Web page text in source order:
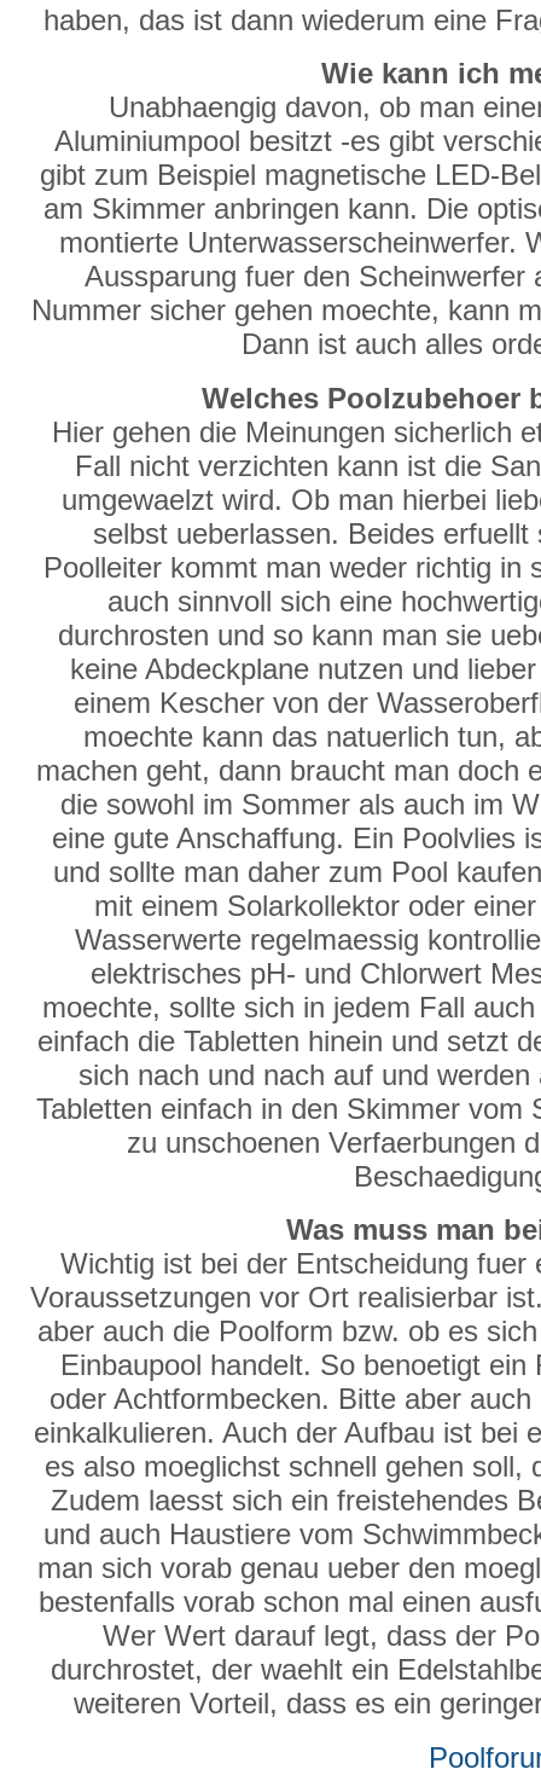
haben, das ist dann wiederum eine
Wie kann ich
Unabhaengig davon, ob man
Aluminiumpool besitzt -es gibt
gibt zum Beispiel magnetische LED-
am Skimmer anbringen kann. Die
montierte Unterwasserscheinwerfer.
Aussparung fuer den
Nummer sicher gehen moechte, kann
Dann ist auch alles
Welches Poolzubehoer
Hier gehen die Meinungen sicherlich
Fall nicht verzichten kann ist die
umgewaelzt wird. Ob man hierbei
selbst ueberlassen. Beides
Poolleiter kommt man weder richtig in
auch sinnvoll sich eine
durchrosten und so kann man sie
keine Abdeckplane nutzen und
einem Kescher von der
moechte kann das natuerlich tun,
machen geht, dann braucht man doch
die sowohl im Sommer als auch im
eine gute Anschaffung. Ein Poolvlies
und sollte man daher zum Pool
mit einem Solarkollektor oder
Wasserwerte regelmaessig
elektrisches pH- und Chlorwert
moechte, sollte sich in jedem Fall
einfach die Tabletten hinein und setzt
sich nach und nach auf und
Tabletten einfach in den Skimmer vom
zu unschoenen Verfaerbungen
Was muss man
Wichtig ist bei der Entscheidung
Voraussetzungen vor Ort realisierbar
aber auch die Poolform bzw. ob es
Einbaupool handelt. So benoetigt
oder Achtformbecken. Bitte aber
einkalkulieren. Auch der Aufbau ist bei
es also moeglichst schnell gehen soll,
Zudem laesst sich ein freistehendes
und auch Haustiere vom
man sich vorab genau ueber den
bestenfalls vorab schon mal einen
Wer Wert darauf legt, dass der
durchrostet, der waehlt ein
weiteren Vorteil, dass es ein